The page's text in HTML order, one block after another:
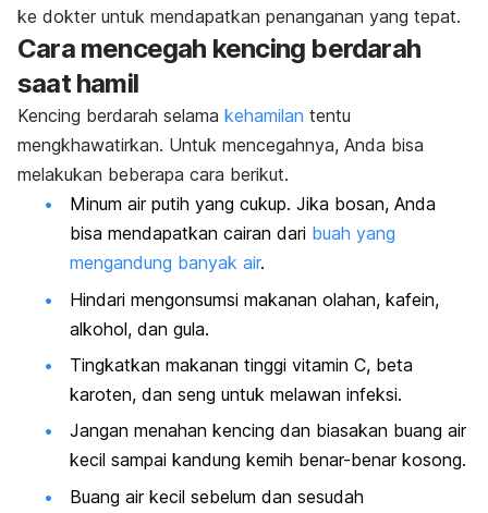
ke dokter untuk mendapatkan penanganan yang tepat.
Cara mencegah kencing berdarah
saat hamil
Kencing berdarah selama kehamilan tentu
mengkhawatirkan. Untuk mencegahnya, Anda bisa
melakukan beberapa cara berikut.
Minum air putih yang cukup. Jika bosan, Anda
bisa mendapatkan cairan dari buah yang
mengandung banyak air.
Hindari mengonsumsi makanan olahan, kafein,
alkohol, dan gula.
Tingkatkan makanan tinggi vitamin C, beta
karoten, dan seng untuk melawan infeksi.
Jangan menahan kencing dan biasakan buang air
kecil sampai kandung kemih benar-benar kosong.
Buang air kecil sebelum dan sesudah